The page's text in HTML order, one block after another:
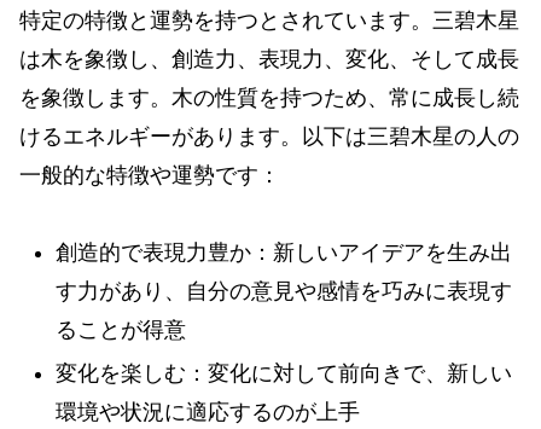
特定の特徴と運勢を持つとされています。三碧木星
は木を象徴し、創造力、表現力、変化、そして成長
を象徴します。木の性質を持つため、常に成長し続
けるエネルギーがあります。以下は三碧木星の人の
一般的な特徴や運勢です：
創造的で表現力豊か：新しいアイデアを生み出
す力があり、自分の意見や感情を巧みに表現す
ることが得意
変化を楽しむ：変化に対して前向きで、新しい
環境や状況に適応するのが上手